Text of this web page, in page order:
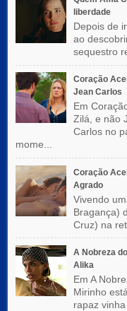
liberdade
Depois de
ao
sequestro
Coração
Jean Carlos
Em
Zilá, e não
Carlos no
mome...
Coração
Agrado
Vivendo
Bragança)
Cruz) na
A Nobreza
Alika
Em A
Mirinho
rapaz